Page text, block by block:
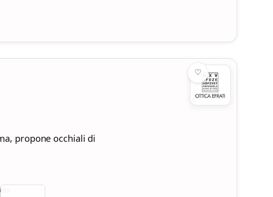
♡
propone occhiali di